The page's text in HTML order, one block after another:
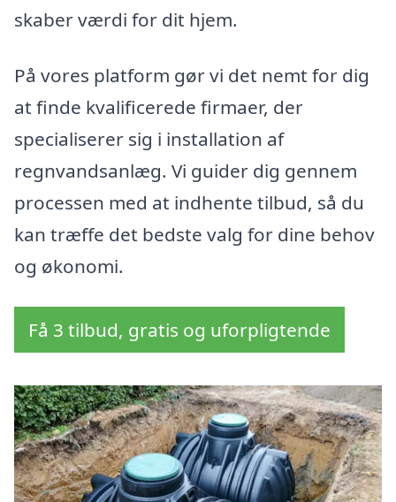
skaber værdi for dit hjem.
På vores platform gør vi det nemt for dig
at finde kvalificerede firmaer, der
specialiserer sig i installation af
regnvandsanlæg. Vi guider dig gennem
processen med at indhente tilbud, så du
kan træffe det bedste valg for dine behov
og økonomi.
Få 3 tilbud, gratis og uforpligtende